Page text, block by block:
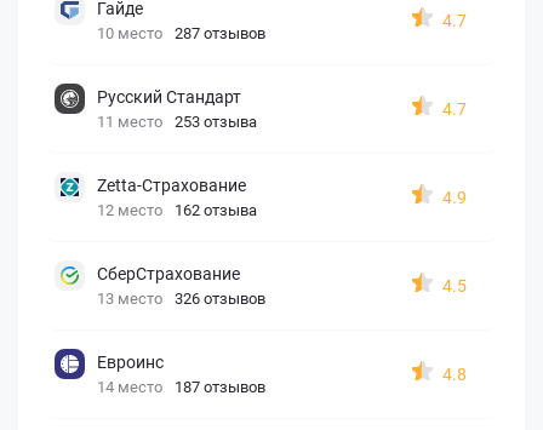
Гайде
10 место 287 отзывов
4.7
Русский Стандарт
11 место 253 отзыва
4.7
Zetta-Страхование
12 место 162 отзыва
4.9
СберСтрахование
13 место 326 отзывов
4.5
Евроинс
14 место 187 отзывов
4.8